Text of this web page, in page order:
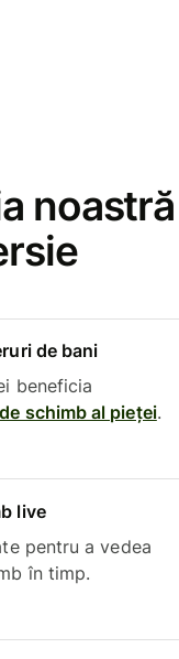
noastră
de bani
beneficia
schimb al pieței.
live
pentru a vedea
în timp.